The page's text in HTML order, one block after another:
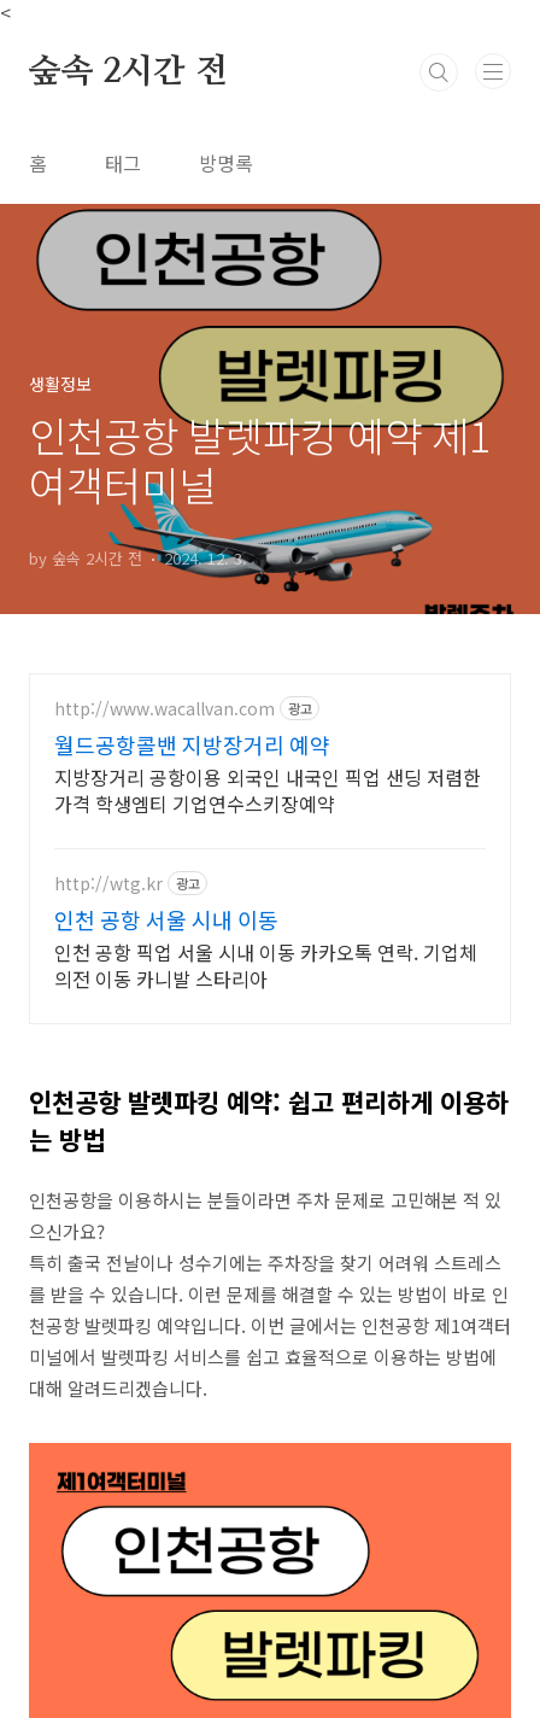
<
본문 바로가기
숲속 2시간 전
홈 태그 방명록
생활정보
인천공항 발렛파킹 예약 제1
여객터미널
by 숲속 2시간 전 2024. 12. 3.
http://www.wacallvan.com 광고
월드공항콜밴 지방장거리 예약
지방장거리 공항이용 외국인 내국인 픽업 샌딩 저렴한
가격 학생엠티 기업연수스키장예약
http://wtg.kr 광고
인천 공항 서울 시내 이동
인천 공항 픽업 서울 시내 이동 카카오톡 연락. 기업체
의전 이동 카니발 스타리아
인천공항 발렛파킹 예약: 쉽고 편리하게 이용하
는 방법
인천공항을 이용하시는 분들이라면 주차 문제로 고민해본 적 있
으신가요?
특히 출국 전날이나 성수기에는 주차장을 찾기 어려워 스트레스
를 받을 수 있습니다. 이런 문제를 해결할 수 있는 방법이 바로 인
천공항 발렛파킹 예약입니다. 이번 글에서는 인천공항 제1여객터
미널에서 발렛파킹 서비스를 쉽고 효율적으로 이용하는 방법에
대해 알려드리겠습니다.